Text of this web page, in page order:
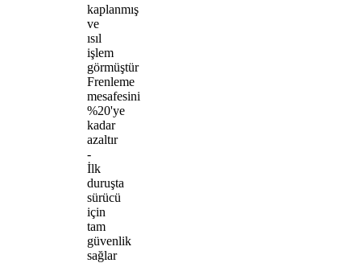
kaplanmış
ve
ısıl
işlem
görmüştür
Frenleme
mesafesini
%20'ye
kadar
azaltır
-
İlk
duruşta
sürücü
için
tam
güvenlik
sağlar